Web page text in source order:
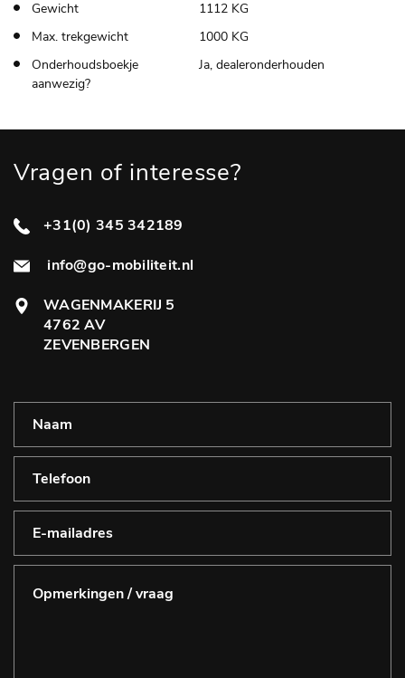
Gewicht
1112 KG
Max. trekgewicht
1000 KG
Onderhoudsboekje
aanwezig?
Ja, dealeronderhouden
Vragen of interesse?
+31(0) 345 342189
info@go-mobiliteit.nl
WAGENMAKERIJ 5
4762 AV
ZEVENBERGEN